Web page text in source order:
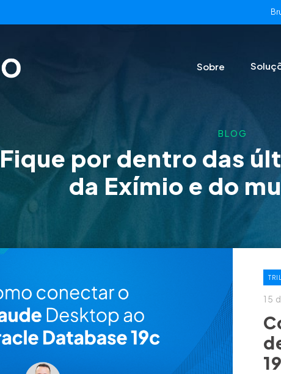
Sobre
BLOG
Fique por dentro das
da Exímio e do
15